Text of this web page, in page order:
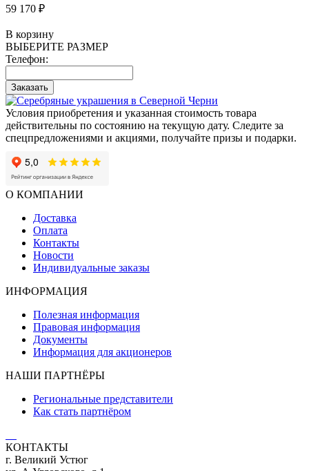
59 170 ₽
В корзину
ВЫБЕРИТЕ РАЗМЕР
Телефон:
Заказать
Условия приобретения и указанная стоимость товара
действительны по состоянию на текущую дату. Следите за
спецпредложениями и акциями, получайте призы и подарки.
О КОМПАНИИ
Доставка
Оплата
Контакты
Новости
Индивидуальные заказы
ИНФОРМАЦИЯ
Полезная информация
Правовая информация
Документы
Информация для акционеров
НАШИ ПАРТНЁРЫ
Региональные представители
Как стать партнёром
КОНТАКТЫ
г. Великий Устюг